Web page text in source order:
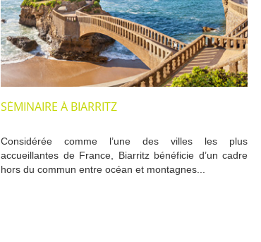
SÉMINAIRE À BIARRITZ
Considérée comme l’une des villes les plus
accueillantes de France, Biarritz bénéficie d’un cadre
hors du commun entre océan et montagnes...